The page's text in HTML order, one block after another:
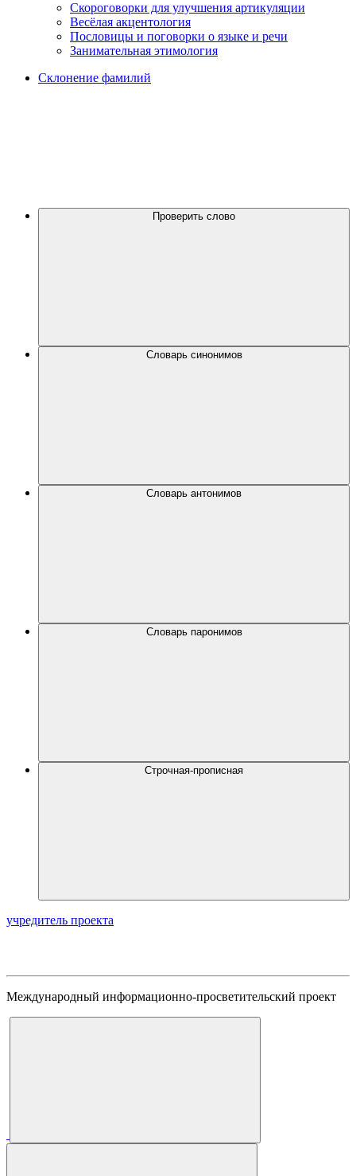
Скороговорки для улучшения артикуляции
Весёлая акцентология
Пословицы и поговорки о языке и речи
Занимательная этимология
Склонение фамилий
Проверить слово
Словарь синонимов
Словарь антонимов
Словарь паронимов
Строчная-прописная
учредитель проекта
Международный информационно-просветительский проект